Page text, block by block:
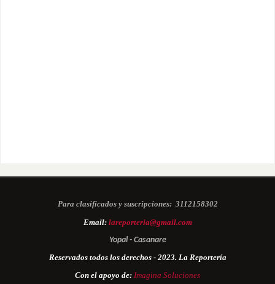
Para clasificados y suscripciones: 3112158302
Email: lareporteria@gmail.com
Yopal - Casanare
Reservados todos los derechos - 2023. La Reportería
Con el apoyo de: Imagina Soluciones